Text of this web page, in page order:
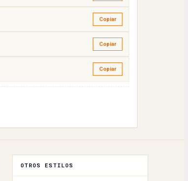
Copiar
Copiar
Copiar
OTROS ESTILOS